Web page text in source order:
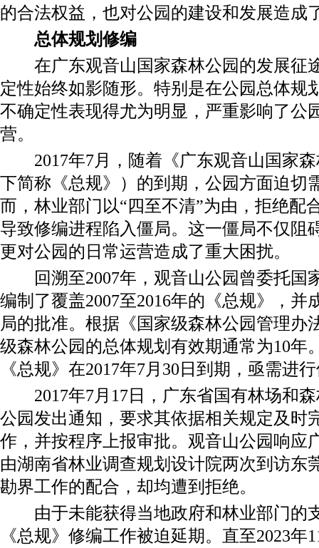
的合法权益，也对公园的建设和发展造成
总体规划修编
在广东观音山国家森林公园的发展征
定性始终如影随形。特别是在公园总体规
不确定性表现得尤为明显，严重影响了公
营。
2017年7月，随着《广东观音山国家森
下简称《总规》）的到期，公园方面迫切
而，林业部门以“四至不清”为由，拒绝配
导致修编进程陷入僵局。这一僵局不仅阻
更对公园的日常运营造成了重大困扰。
回溯至2007年，观音山公园曾委托国
编制了覆盖2007至2016年的《总规》，并
局的批准。根据《国家级森林公园管理办
级森林公园的总体规划有效期通常为10年
《总规》在2017年7月30日到期，亟需进
2017年7月17日，广东省国有林场和森
公园发出通知，要求其依据相关规定及时
作，并按程序上报审批。观音山公园响应
由湖南省林业调查规划设计院两次到访东
勘界工作的配合，却均遭到拒绝。
由于未能获得当地政府和林业部门的
《总规》修编工作被迫延期。直至2023年